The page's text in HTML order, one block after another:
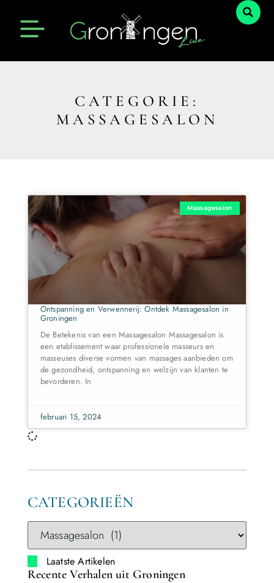
CATEGORIE:
MASSAGESALON
CATEGORIEËN
Laatste Artikelen
Recente Verhalen uit Groningen
Massagesalon
Ontspanning en Verwennerij: Ontdek Massagesalon in
Groningen
De Betekenis van een Massagesalon Massagesalon is
een etablissement waar professionele masseurs en
masseuses diverse vormen van massages aanbieden om
de gezondheid, ontspanning en welzijn van klanten te
bevorderen. In
februari 15, 2024